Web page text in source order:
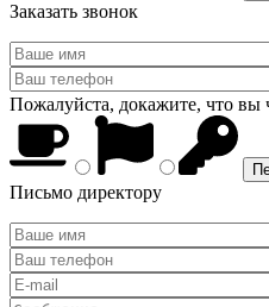
Заказать звонок
Пожалуйста, докажите, что вы
Письмо директору